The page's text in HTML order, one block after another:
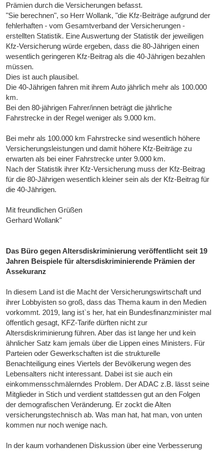
Prämien durch die Versicherungen befasst.
"Sie berechnen", so Herr Wollank, "die Kfz-Beiträge aufgrund der
fehlerhaften - vom Gesamtverband der Versicherungen -
erstellten Statistik. Eine Auswertung der Statistik der jeweiligen
Kfz-Versicherung würde ergeben, dass die 80-Jährigen einen
wesentlich geringeren Kfz-Beitrag als die 40-Jährigen bezahlen
müssen.
Dies ist auch plausibel.
Die 40-Jährigen fahren mit ihrem Auto jährlich mehr als 100.000
km.
Bei den 80-jährigen Fahrer/innen beträgt die jährliche
Fahrstrecke in der Regel weniger als 9.000 km.
Bei mehr als 100.000 km Fahrstrecke sind wesentlich höhere
Versicherungsleistungen und damit höhere Kfz-Beiträge zu
erwarten als bei einer Fahrstrecke unter 9.000 km.
Nach der Statistik ihrer Kfz-Versicherung muss der Kfz-Beitrag
für die 80-Jährigen wesentlich kleiner sein als der Kfz-Beitrag für
die 40-Jährigen.
Mit freundlichen Grüßen
Gerhard Wollank"
Das Büro gegen Altersdiskriminierung veröffentlicht seit 19
Jahren Beispiele für altersdiskriminierende Prämien der
Assekuranz
In diesem Land ist die Macht der Versicherungswirtschaft und
ihrer Lobbyisten so groß, dass das Thema kaum in den Medien
vorkommt. 2019, lang ist`s her, hat ein Bundesfinanzminister mal
öffentlich gesagt, KFZ-Tarife dürften nicht zur
Altersdiskriminierung führen. Aber das ist lange her und kein
ähnlicher Satz kam jemals über die Lippen eines Ministers. Für
Parteien oder Gewerkschaften ist die strukturelle
Benachteiligung eines Viertels der Bevölkerung wegen des
Lebensalters nicht interessant. Dabei ist sie auch ein
einkommensschmälerndes Problem. Der ADAC z.B. lässt seine
Mitglieder in Stich und verdient stattdessen gut an den Folgen
der demografischen Veränderung. Er zockt die Alten
versicherungstechnisch ab. Was man hat, hat man, von unten
kommen nur noch wenige nach.
In der kaum vorhandenen Diskussion über eine Verbesserung